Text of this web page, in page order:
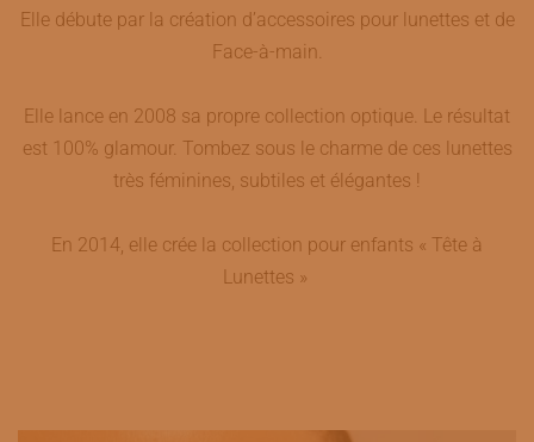
Elle débute par la création d’accessoires pour lunettes et de
Face-à-main.
Elle lance en 2008 sa propre collection optique. Le résultat
est 100% glamour. Tombez sous le charme de ces lunettes
très féminines, subtiles et élégantes !
En 2014, elle crée la collection pour enfants « Tête à
Lunettes »